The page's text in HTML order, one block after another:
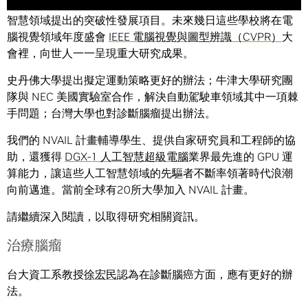
智慧領域提出的突破性發展項目。未來幾日這些學校將在電
腦視覺領域年度盛會 IEEE 電腦視覺與圖型辨識（CVPR） 大
會裡，向世人一一呈現重大研究成果。
史丹佛大學提出擬定運動策略更好的辦法；牛津大學研究團
隊與 NEC 美國實驗室合作，解決自動駕駛車領域其中一項棘
手問題；台灣大學也對診斷腦瘤提出辦法。
我們的 NVAIL 計畫輔導學生、提供自家研究員和工程師的協
助，還獲得 DGX-1 人工智慧超級電腦業界最先進的 GPU 運
算能力，讓這些人工智慧領域的先驅者不斷率領著時代浪潮
向前邁進。當前全球有20所大學加入 NVAIL 計畫。
請繼續深入閱讀，以取得研究相關資訊。
治療腦瘤
台大資工系教授徐宏民認為在診斷腦癌方面，應有更好的辦
法。